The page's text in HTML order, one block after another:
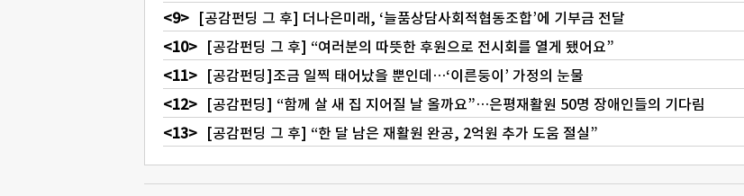
[공감펀딩 그 후] 더나은미래, ‘늘품상담사회적협동조합’에 기부금 전달
[공감펀딩 그 후] “여러분의 따뜻한 후원으로 전시회를 열게 됐어요”
[공감펀딩]조금 일찍 태어났을 뿐인데…‘이른둥이’ 가정의 눈물
[공감펀딩] “함께 살 새 집 지어질 날 올까요”…은평재활원 50명 장애인들의 기다림
[공감펀딩 그 후] “한 달 남은 재활원 완공, 2억원 추가 도움 절실”